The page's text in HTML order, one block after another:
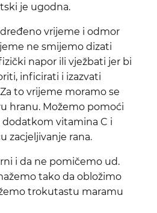
je ugodna.
vrijeme i odmor
ne smijemo dizati
napor ili vježbati jer bi
inficirati i izazvati
to vrijeme moramo se
hranu. Možemo pomoći
dodatkom vitamina C i
zacjeljivanje rana.
i da ne pomičemo ud.
tako da obložimo
trokutastu maramu